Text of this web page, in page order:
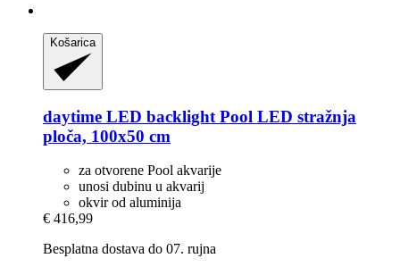
Košarica
daytime LED backlight Pool LED stražnja
ploča, 100x50 cm
za otvorene Pool akvarije
unosi dubinu u akvarij
okvir od aluminija
€ 416,99
Besplatna dostava do 07. rujna